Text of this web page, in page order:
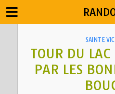
SAINTE
TOUR DU
PAR LES